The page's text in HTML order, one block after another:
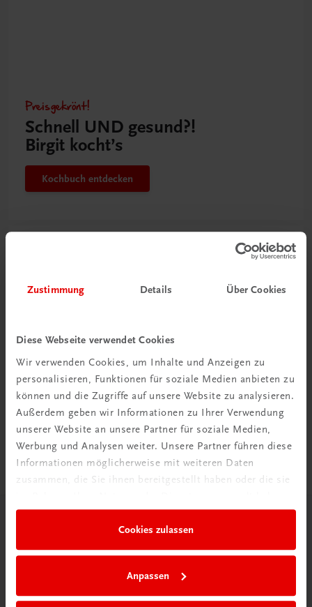
Zustimmung Details Über Cookies
Diese Webseite verwendet Cookies
Wir verwenden Cookies, um Inhalte und Anzeigen zu
personalisieren, Funktionen für soziale Medien anbieten zu
können und die Zugriffe auf unsere Website zu analysieren.
Außerdem geben wir Informationen zu Ihrer Verwendung
unserer Website an unsere Partner für soziale Medien,
Werbung und Analysen weiter. Unsere Partner führen diese
Informationen möglicherweise mit weiteren Daten
zusammen, die Sie ihnen bereitgestellt haben oder die sie
Cookies zulassen
Anpassen
Preisgekrönt!
Schnell UND gesund?!
Birgit kocht’s
Kochbuch entdecken
Rabattcode erhalten
Newsletter abonnieren
& Versandkosten sparen
Jetzt anmelden
Herzlich willkommen bei TRAUNER!